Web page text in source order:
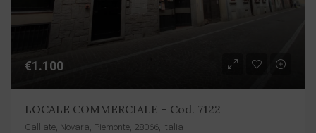
€1.100
LOCALE COMMERCIALE – Cod. 7122
Galliate, Novara, Piemonte, 28066, Italia